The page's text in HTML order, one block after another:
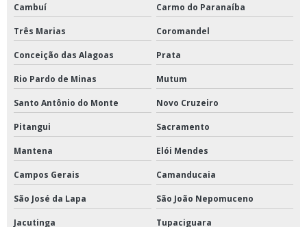
Cambuí Carmo do Paranaíba
Três Marias Coromandel
Conceição das Alagoas Prata
Rio Pardo de Minas Mutum
Santo Antônio do Monte Novo Cruzeiro
Pitangui Sacramento
Mantena Elói Mendes
Campos Gerais Camanducaia
São José da Lapa São João Nepomuceno
Jacutinga Tupaciguara